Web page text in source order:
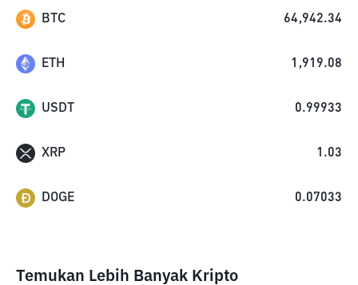
BTC 64,942.34
ETH 1,919.08
USDT 0.99933
XRP 1.03
DOGE 0.07033
Temukan Lebih Banyak Kripto